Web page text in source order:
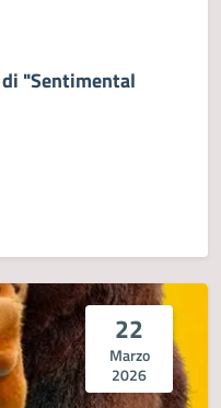
"Sentimental
22
Marzo
2026